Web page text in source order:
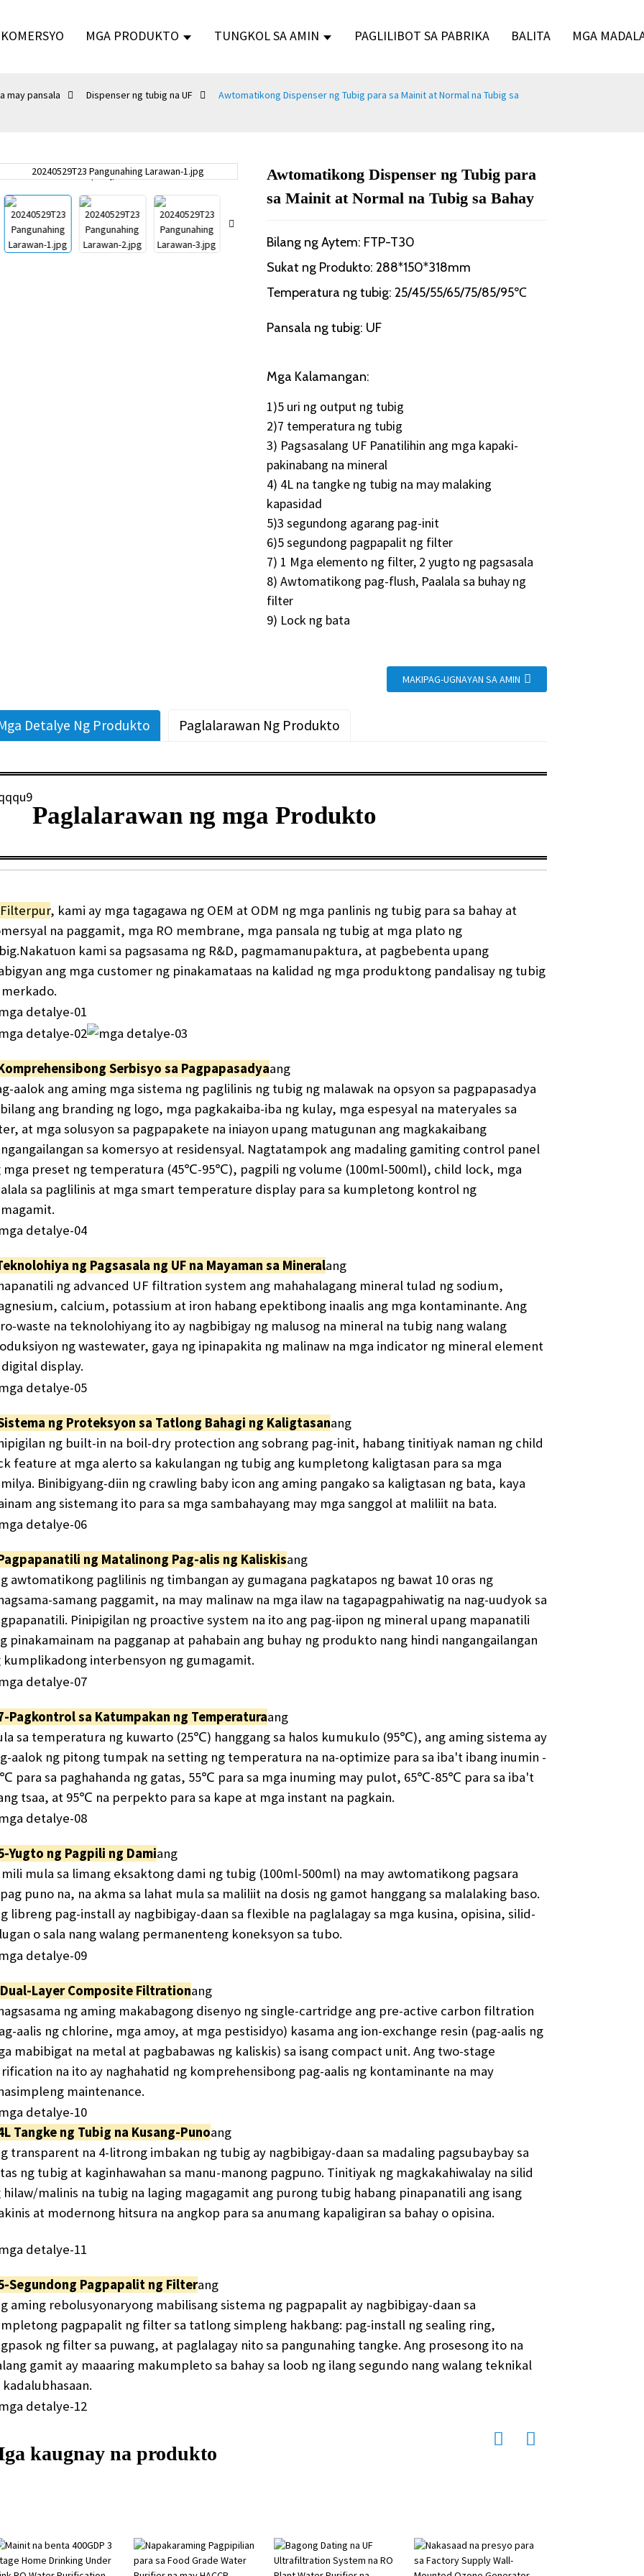
MGA PRODUKTO TUNGKOL SA AMIN PAGLILIBOT SA PABRIKA BALITA MGA
may pansala Dispenser ng tubig na UF
Awtomatikong Dispenser ng Tubig para sa Mainit at Normal na Tubig sa
Loading...
Loading... Loading...
Loading...
Awtomatikong Dispenser ng Tubig para
sa Mainit at Normal na Tubig sa Bahay
Bilang ng Aytem: FTP-T30
Sukat ng Produkto: 288*150*318mm
Temperatura ng tubig: 25/45/55/65/75/85/95℃
Pansala ng tubig: UF
Mga Kalamangan:
1)5 uri ng output ng tubig
2)7 temperatura ng tubig
3) Pagsasalang UF Panatilihin ang mga kapaki-
pakinabang na mineral
4) 4L na tangke ng tubig na may malaking
kapasidad
5)3 segundong agarang pag-init
6)5 segundong pagpapalit ng filter
7) 1 Mga elemento ng filter, 2 yugto ng pagsasala
8) Awtomatikong pag-flush, Paalala sa buhay ng
filter
9) Lock ng bata
MAKIPAG-UGNAYAN SA AMIN
Detalye Ng Produkto Paglalarawan Ng Produkto
Paglalarawan ng mga Produkto
Filterpur, kami ay mga tagagawa ng OEM at ODM ng mga panlinis ng tubig para sa bahay at
na paggamit, mga RO membrane, mga pansala ng tubig at mga plato ng
Nakatuon kami sa pagsasama ng R&D, pagmamanupaktura, at pagbebenta upang
ang mga customer ng pinakamataas na kalidad ng mga produktong pandalisay ng tubig
merkado.
Serbisyo sa Pagpapasadya​ang
aalok ang aming mga sistema ng paglilinis ng tubig ng malawak na opsyon sa pagpapasadya
ang branding ng logo, mga pagkakaiba-iba ng kulay, mga espesyal na materyales sa
at mga solusyon sa pagpapakete na iniayon upang matugunan ang magkakaibang
sa komersyo at residensyal. Nagtatampok ang madaling gamiting control panel
mga preset ng temperatura (45℃-95℃), pagpili ng volume (100ml-500ml), child lock, mga
sa paglilinis at mga smart temperature display para sa kumpletong kontrol ng
ng Pagsasala ng UF na Mayaman sa Mineral​ang
ng advanced UF filtration system ang mahahalagang mineral tulad ng sodium,
calcium, potassium at iron habang epektibong inaalis ang mga kontaminante. Ang
waste na teknolohiyang ito ay nagbibigay ng malusog na mineral na tubig nang walang
ng wastewater, gaya ng ipinapakita ng malinaw na mga indicator ng mineral element
digital display.
ng Proteksyon sa Tatlong Bahagi ng Kaligtasan​ang
ng built-in na boil-dry protection ang sobrang pag-init, habang tinitiyak naman ng child
feature at mga alerto sa kakulangan ng tubig ang kumpletong kaligtasan para sa mga
Binibigyang-diin ng crawling baby icon ang aming pangako sa kaligtasan ng bata, kaya
ang sistemang ito para sa mga sambahayang may mga sanggol at maliliit na bata.
ng Matalinong Pag-alis ng Kaliskis​ang
awtomatikong paglilinis ng timbangan ay gumagana pagkatapos ng bawat 10 oras ng
samang paggamit, na may malinaw na mga ilaw na tagapagpahiwatig na nag-uudyok sa
Pinipigilan ng proactive system na ito ang pag-iipon ng mineral upang mapanatili
pinakamainam na pagganap at pahabain ang buhay ng produkto nang hindi nangangailangan
kumplikadong interbensyon ng gumagamit.
Pagkontrol sa Katumpakan ng Temperatura​ang
sa temperatura ng kuwarto (25℃) hanggang sa halos kumukulo (95℃), ang aming sistema ay
aalok ng pitong tumpak na setting ng temperatura na na-optimize para sa iba't ibang inumin -
para sa paghahanda ng gatas, 55℃ para sa mga inuming may pulot, 65℃-85℃ para sa iba't
tsaa, at 95℃ na perpekto para sa kape at mga instant na pagkain.
Yugto ng Pagpili ng Damiang
mula sa limang eksaktong dami ng tubig (100ml-500ml) na may awtomatikong pagsara
puno na, na akma sa lahat mula sa maliliit na dosis ng gamot hanggang sa malalaking baso.
libreng pag-install ay nagbibigay-daan sa flexible na paglalagay sa mga kusina, opisina, silid-
o sala nang walang permanenteng koneksyon sa tubo.
Layer Composite Filtrationang
ng aming makabagong disenyo ng single-cartridge ang pre-active carbon filtration
aalis ng chlorine, mga amoy, at mga pestisidyo) kasama ang ion-exchange resin (pag-aalis ng
mabibigat na metal at pagbabawas ng kaliskis) sa isang compact unit. Ang two-stage
na ito ay naghahatid ng komprehensibong pag-aalis ng kontaminante na may
maintenance.
Tangke ng Tubig na Kusang-Punoang
transparent na 4-litrong imbakan ng tubig ay nagbibigay-daan sa madaling pagsubaybay sa
ng tubig at kaginhawahan sa manu-manong pagpuno. Tinitiyak ng magkakahiwalay na silid
hilaw/malinis na tubig na laging magagamit ang purong tubig habang pinapanatili ang isang
at modernong hitsura na angkop para sa anumang kapaligiran sa bahay o opisina.
Segundong Pagpapalit ng Filter​ang
aming rebolusyonaryong mabilisang sistema ng pagpapalit ay nagbibigay-daan sa
pagpapalit ng filter sa tatlong simpleng hakbang: pag-install ng sealing ring,
ng filter sa puwang, at paglalagay nito sa pangunahing tangke. Ang prosesong ito na
gamit ay maaaring makumpleto sa bahay sa loob ng ilang segundo nang walang teknikal
kadalubhasaan.
kaugnay na produkto